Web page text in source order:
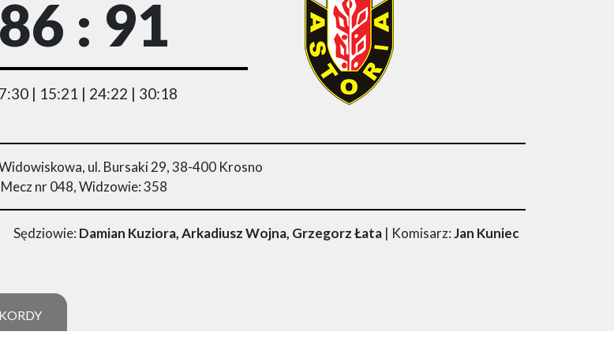
86 : 91
| 15:21 | 24:22 | 30:18
ul. Bursaki 29, 38-400 Krosno
Mecz nr 048, Widzowie: 358
Sędziowie: Damian Kuziora, Arkadiusz Wojna, Grzegorz Łata| Komisarz:Jan Kuniec